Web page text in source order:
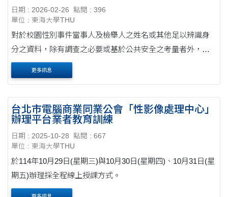
日期 : 2026-02-26
點閱 : 396
單位 : 東海大學THU
對於校園性別事件當事人及檢舉人之姓名或其他足以辨識身
分之資料，除有調查之必要或基於公共安全之考量者外，應
予保密、不得揭露當事人之姓名或其他足以辨識身分之資料
及非有正當理由，不得公布行為人之姓名或....
更多訊息
台北市電腦商業同業公會「性影像處理中心」
辦理平台業者教育訓練
日期 : 2025-10-28
點閱 : 667
單位 : 東海大學THU
於114年10月29日(星期三)與10月30日(星期四)、10月31日(星
期五)辦理採全程線上授課方式。